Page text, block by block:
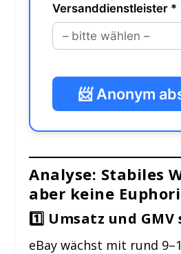
Versanddienstleister *
📨 Anonym
Analyse: Stabiles
aber keine
1️⃣ Umsatz und
eBay wächst mit rund